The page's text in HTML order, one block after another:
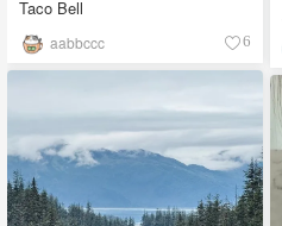
Taco Bell
aabbccc 6